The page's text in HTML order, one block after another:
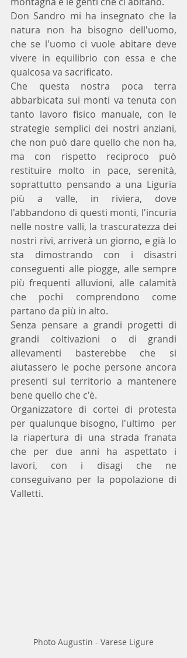
Don Sandro mi ha insegnato che la
natura non ha bisogno dell'uomo,
che se l'uomo ci vuole abitare deve
vivere in equilibrio con essa e che
qualcosa va sacrificato.
Che questa nostra poca terra
abbarbicata sui monti va tenuta con
tanto lavoro fisico manuale, con le
strategie semplici dei nostri anziani,
che non può dare quello che non ha,
ma con rispetto reciproco può
restituire molto in pace, serenità,
soprattutto pensando a una Liguria
più a valle, in riviera, dove
l'abbandono di questi monti, l'incuria
nelle nostre valli, la trascuratezza dei
nostri rivi, arriverà un giorno, e già lo
sta dimostrando con i disastri
conseguenti alle piogge, alle sempre
più frequenti alluvioni, alle calamità
che pochi comprendono come
partano da più in alto.
Senza pensare a grandi progetti di
grandi coltivazioni o di grandi
allevamenti basterebbe che si
aiutassero le poche persone ancora
presenti sul territorio a mantenere
bene quello che c'è.
Organizzatore di cortei di protesta
per qualunque bisogno, l'ultimo  per
la riapertura di una strada franata
che per due anni ha aspettato i
lavori, con i disagi che ne
conseguivano per la popolazione di
Valletti.
Photo Augustin - Varese Ligure